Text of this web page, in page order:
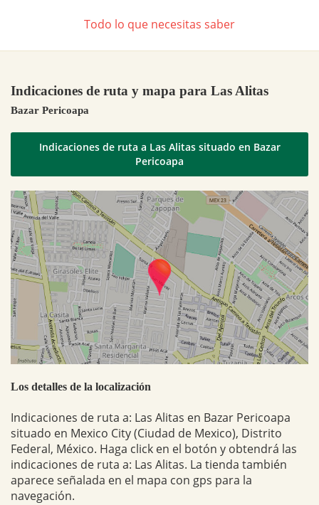
Todo lo que necesitas saber
Indicaciones de ruta y mapa para Las Alitas
Bazar Pericoapa
Indicaciones de ruta a Las Alitas situado en Bazar
Pericoapa
Los detalles de la localización
Indicaciones de ruta a: Las Alitas en Bazar Pericoapa
situado en Mexico City (Ciudad de Mexico), Distrito
Federal, México. Haga click en el botón y obtendrá las
indicaciones de ruta a: Las Alitas. La tienda también
aparece señalada en el mapa con gps para la
navegación.